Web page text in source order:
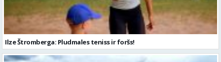
Ilze Štromberga: Pludmales teniss ir foršs!